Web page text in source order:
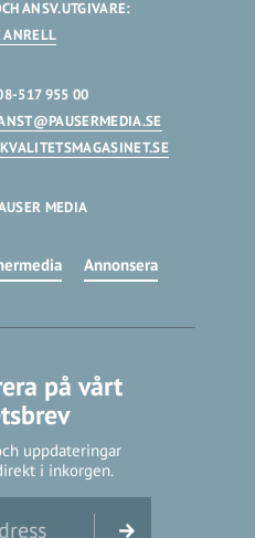
ANSV.UTGIVARE:
ANRELL
517 955 00
MEDIA
Annonsera
på vårt
uppdateringar
i inkorgen.